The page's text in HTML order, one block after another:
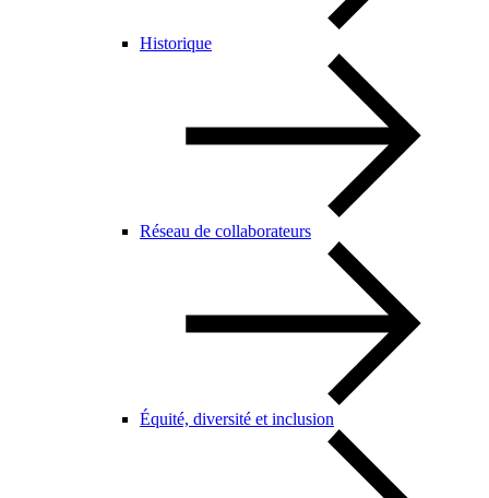
Historique
Réseau de collaborateurs
Équité, diversité et inclusion